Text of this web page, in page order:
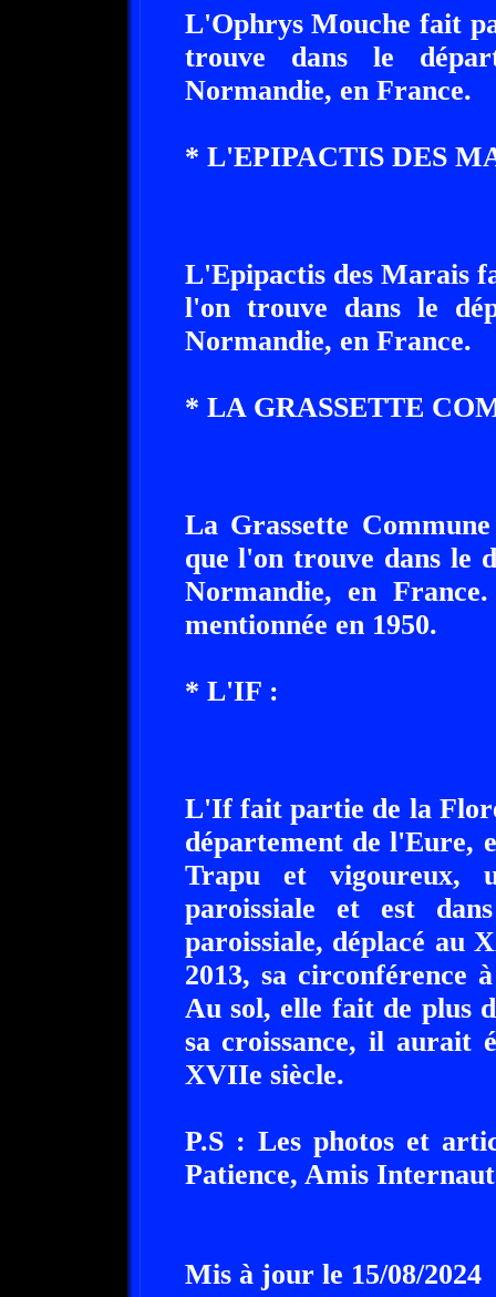
L'Ophrys Mouche fait
trouve dans le
Normandie, en France.
* L'EPIPACTIS DES
L'Epipactis des Marais
l'on trouve dans le
Normandie, en France.
* LA GRASSETTE
La Grassette
que l'on trouve dans le
Normandie, en
mentionnée en 1950.
* L'IF :
L'If fait partie de la
département de l'Eure,
Trapu et vigoureux,
paroissiale et est
paroissiale, déplacé au
2013, sa circonférence
Au sol, elle fait de plus
sa croissance, il aurait
XVIIe siècle.
P.S : Les photos et
Patience, Amis
Mis à jour le 15/08/2024